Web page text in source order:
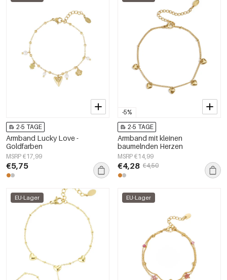
2-5 TAGE
Armband Lucky Love -
Goldfarben
MSRP €17,99
€5,75
-5%
2-5 TAGE
Armband mit kleinen
baumelnden Herzen
MSRP €14,99
€4,28 €4,50
EU-Lager EU-Lager